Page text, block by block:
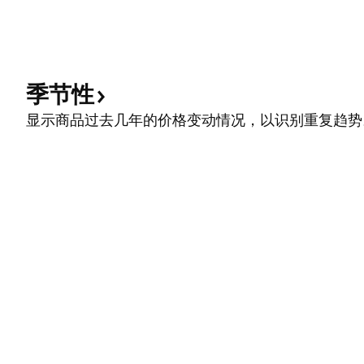
季节性
显示商品过去几年的价格变动情况，以识别重复趋